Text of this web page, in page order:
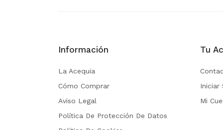
Información
La Acequia
Cómo Comprar
Aviso Legal
Política De Protección De Datos
Tu
Iniciar
Mi